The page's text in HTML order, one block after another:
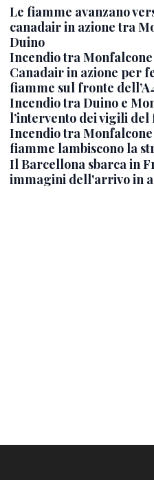
Le fiamme avanzano
canadair in azione tra
Duino
Incendio tra
Canadair in azione per
fiamme sul fronte
Incendio tra Duino e
l’intervento dei vigili del
Incendio tra
fiamme lambiscono la
Il Barcellona sbarca in
immagini dell'arrivo in